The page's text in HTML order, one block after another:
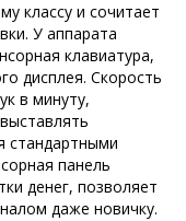
классу и сочитает
У аппарата
клавиатура,
дисплея. Скорость
в минуту,
стандартными
панель
денег, позволяет
даже новичку.